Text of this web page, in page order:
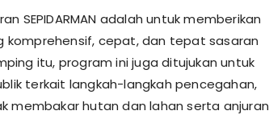
SEPIDARMAN adalah untuk memberikan
komprehensif, cepat, dan tepat sasaran
itu, program ini juga ditujukan untuk
terkait langkah-langkah pencegahan,
membakar hutan dan lahan serta anjuran